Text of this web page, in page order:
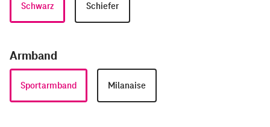
Schwarz Schiefer
Armband
Sportarmband Milanaise